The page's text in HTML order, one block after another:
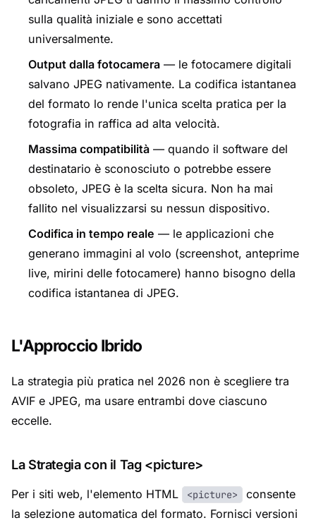
sulla qualità iniziale e sono accettati
universalmente.
Output dalla fotocamera — le fotocamere digitali
salvano JPEG nativamente. La codifica istantanea
del formato lo rende l'unica scelta pratica per la
fotografia in raffica ad alta velocità.
Massima compatibilità — quando il software del
destinatario è sconosciuto o potrebbe essere
obsoleto, JPEG è la scelta sicura. Non ha mai
fallito nel visualizzarsi su nessun dispositivo.
Codifica in tempo reale — le applicazioni che
generano immagini al volo (screenshot, anteprime
live, mirini delle fotocamere) hanno bisogno della
codifica istantanea di JPEG.
L'Approccio Ibrido
La strategia più pratica nel 2026 non è scegliere tra
AVIF e JPEG, ma usare entrambi dove ciascuno
eccelle.
La Strategia con il Tag <picture>
Per i siti web, l'elemento HTML <picture>
consente
la selezione automatica del formato. Fornisci versioni